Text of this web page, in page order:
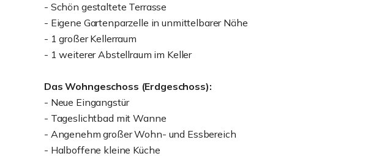
- Schön gestaltete Terrasse
- Eigene Gartenparzelle in unmittelbarer Nähe
- 1 großer Kellerraum
- 1 weiterer Abstellraum im Keller
Das Wohngeschoss (Erdgeschoss):
- Neue Eingangstür
- Tageslichtbad mit Wanne
- Angenehm großer Wohn- und Essbereich
- Halboffene kleine Küche